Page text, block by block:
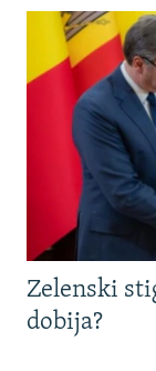
Zelenski
dobija?